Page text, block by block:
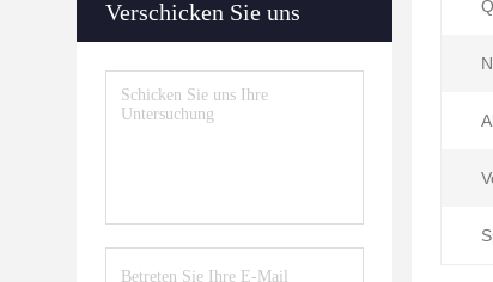
Verschicken Sie uns